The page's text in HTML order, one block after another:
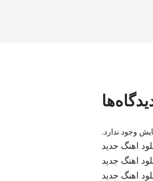
وجود ندارد.
اهنگ جدید
اهنگ جدید
اهنگ جدید